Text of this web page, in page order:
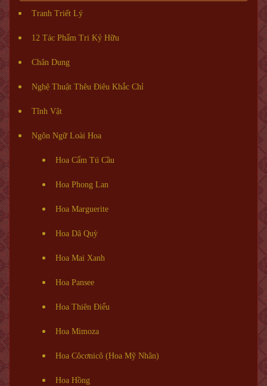
Tranh Triết Lý
12 Tác Phẩm Tri Kỷ Hữu
Chân Dung
Nghệ Thuật Thêu Điêu Khắc Chỉ
Tĩnh Vật
Ngôn Ngữ Loài Hoa
Hoa Cẩm Tú Cầu
Hoa Phong Lan
Hoa Marguerite
Hoa Dã Quỳ
Hoa Mai Xanh
Hoa Pansee
Hoa Thiên Điểu
Hoa Mimoza
Hoa Côcơnicô (Hoa Mỹ Nhân)
Hoa Hồng